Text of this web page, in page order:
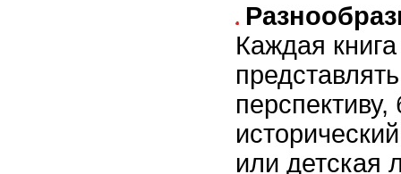
Каждая
перспективу,
или детская